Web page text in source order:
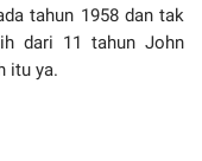
tahun 1958 dan tak
dari 11 tahun John
itu ya.